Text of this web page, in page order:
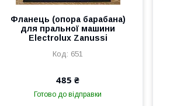
Фланець (опора барабана)
для пральної машини
Electrolux Zanussi
651
485 ₴
Готово до відправки